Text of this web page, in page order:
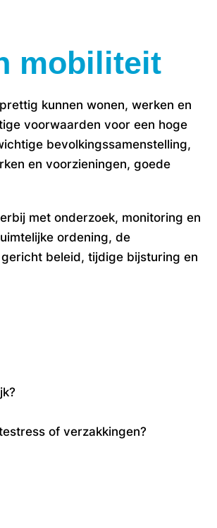
mobiliteit
kunnen wonen, werken en
voorwaarden voor een hoge
bevolkingssamenstelling,
en voorzieningen, goede
met onderzoek, monitoring en
ordening, de
beleid, tijdige bijsturing en
of verzakkingen?